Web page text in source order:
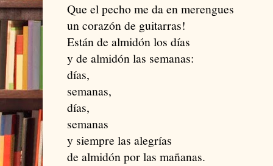
Que el pecho me da en merengues
un corazón de guitarras!
Están de almidón los días
y de almidón las semanas:
días,
semanas,
días,
semanas
y siempre las alegrías
de almidón por las mañanas.